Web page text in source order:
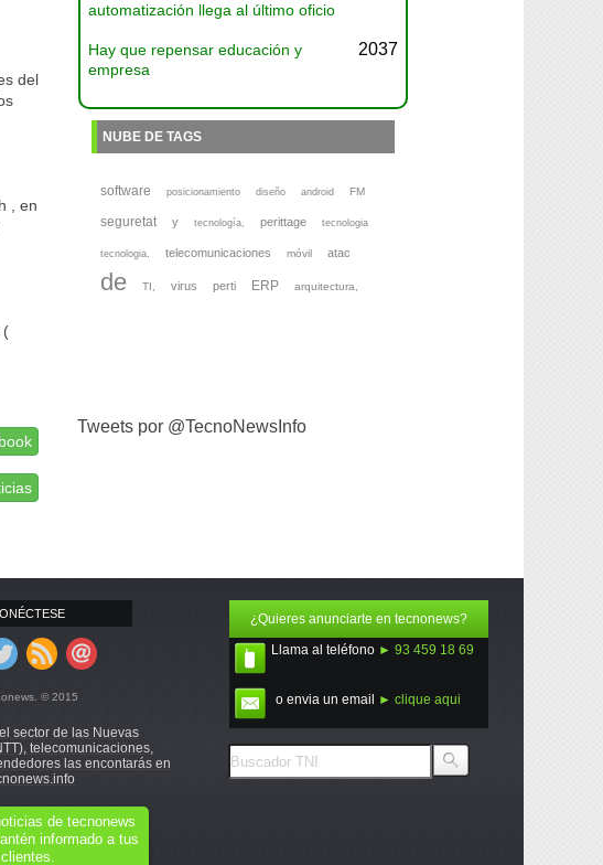
del
, en
(
automatización llega al último oficio
Hay que repensar educación y
empresa
2037
NUBE DE TAGS
software posicionamiento diseño android FM
seguretat y tecnología, perittage tecnologia
tecnologia, telecomunicaciones móvil atac
de TI, virus perti ERP arquitectura,
Tweets por @TecnoNewsInfo
© 2015
sector de las Nuevas
telecomunicaciones,
las encontarás en
de tecnonews
informado a tus
clientes.
¿Quieres anunciarte en tecnonews?
Llama al teléfono ► 93 459 18 69
o envia un email ► clique aqui